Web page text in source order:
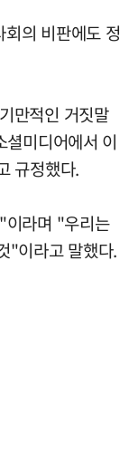
의 비판에도 정
만적인 거짓말
미디어에서 이
규정했다.
이라며 "우리는
"이라고 말했다.